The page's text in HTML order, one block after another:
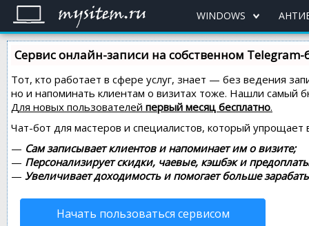
WINDOWS
Сервис онлайн-записи на собственном Telegram-
Тот, кто работает в сфере услуг, знает — без ведения
но и напоминать клиентам о визитах тоже. Нашли самый
Для новых пользователей первый месяц бесплатно.
Чат-бот для мастеров и специалистов, который упрощает
— Сам записывает клиентов и напоминает им о визите;
— Персонализирует скидки, чаевые, кэшбэк и
— Увеличивает доходимость и помогает больше
Начать пользоваться сервисом